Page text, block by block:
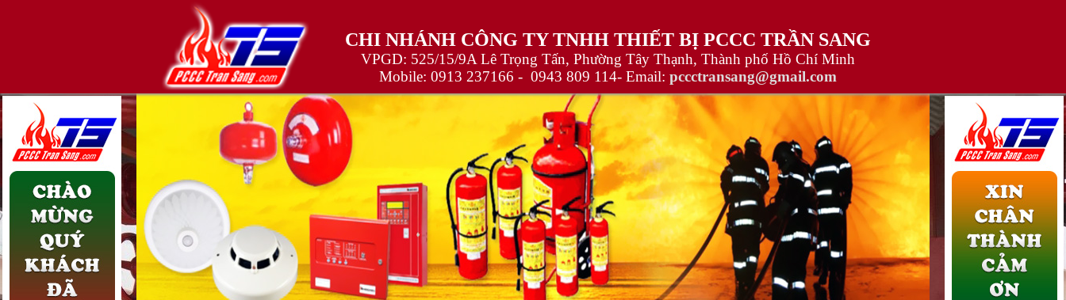
CHI NHÁNH CÔNG TY TNHH THIẾT BỊ PCCC TRẦN SANG
VPGD: 525/15/9A Lê Trọng Tấn, Phường Tây Thạnh, Thành phố Hồ Chí Minh
Mobile: 0913 237166 - 0943 809 114- Email: pccctransang@gmail.com